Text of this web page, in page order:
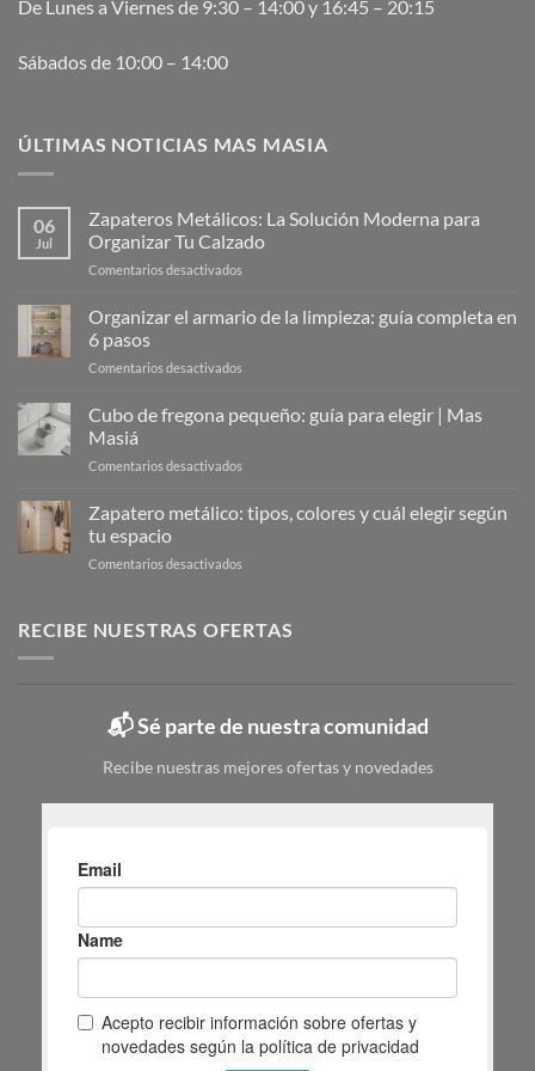
De Lunes a Viernes de 9:30 – 14:00 y 16:45 – 20:15
Sábados de 10:00 – 14:00
ÚLTIMAS NOTICIAS MAS MASIA
06
Jul
Zapateros Metálicos: La Solución Moderna para
Organizar Tu Calzado
Comentarios desactivados
Metálicos:
La
Organizar
Organizar el armario de la limpieza: guía completa en
6 pasos
Comentarios desactivados
armario
guía
completa
Cubo de fregona pequeño: guía para elegir | Mas
Masiá
Comentarios desactivados
de
fregona
|
Zapatero metálico: tipos, colores y cuál elegir según
tu espacio
Comentarios desactivados
tipos,
según
espacio
RECIBE NUESTRAS OFERTAS
📬 Sé parte de nuestra comunidad
Recibe nuestras mejores ofertas y novedades